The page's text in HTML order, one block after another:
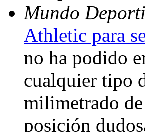
Mundo
Athletic para
no ha podido
cualquier tipo
milimetrado
posición